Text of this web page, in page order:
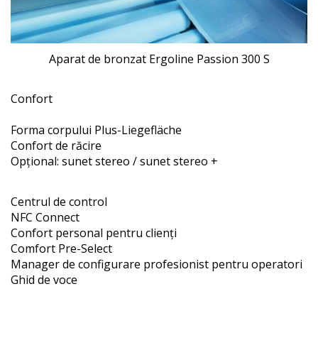
Aparat de bronzat Ergoline Passion 300 S
Confort
Forma corpului Plus-Liegefläche
Confort de răcire
Opțional: sunet stereo / sunet stereo +
Centrul de control
NFC Connect
Confort personal pentru clienți
Comfort Pre-Select
Manager de configurare profesionist pentru operatori
Ghid de voce